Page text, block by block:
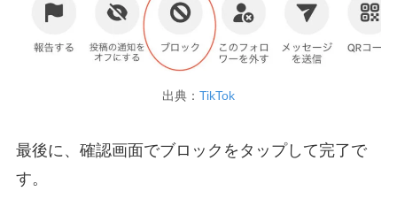
出典： TikTok
最後に、確認画面でブロックをタップして完了で
す。